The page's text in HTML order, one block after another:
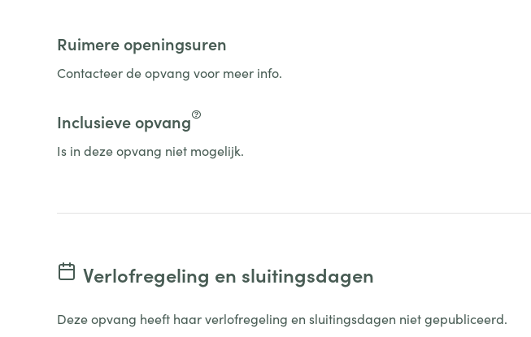
Ruimere openingsuren
Contacteer de opvang voor meer info.
Inclusieve opvang
Is in deze opvang niet mogelijk.
Verlofregeling en sluitingsdagen
Deze opvang heeft haar verlofregeling en sluitingsdagen niet gepubliceerd.